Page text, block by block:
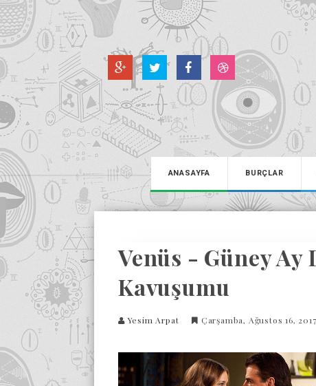
ANASAYFA BURÇLAR
Venüs - Güney Ay
Kavuşumu
Yesim Arpat Çarşamba, Ağustos 16, 2017